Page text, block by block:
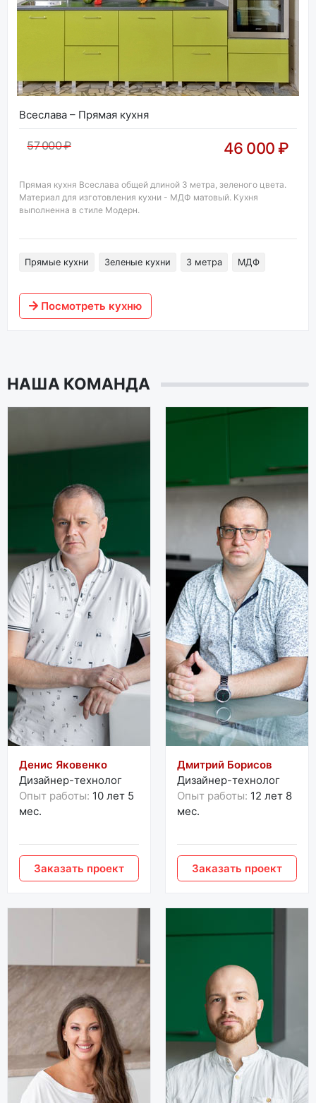
Всеслава – Прямая кухня
57 000 ₽ 46 000 ₽
Прямая кухня Всеслава общей длиной 3 метра, зеленого цвета.
Материал для изготовления кухни - МДФ матовый. Кухня
выполненна в стиле Модерн.
Прямые кухни Зеленые кухни 3 метра МДФ
Посмотреть кухню
НАША КОМАНДА
Денис Яковенко
Дизайнер-технолог
Опыт работы: 10 лет 5
мес.
Заказать проект
Дмитрий Борисов
Дизайнер-технолог
Опыт работы: 12 лет 8
мес.
Заказать проект